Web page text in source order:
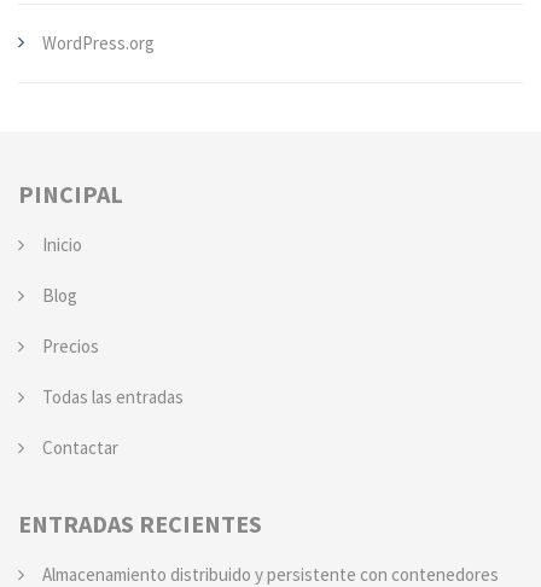
WordPress.org
PINCIPAL
Inicio
Blog
Precios
Todas las entradas
Contactar
ENTRADAS RECIENTES
Almacenamiento distribuido y persistente con contenedores